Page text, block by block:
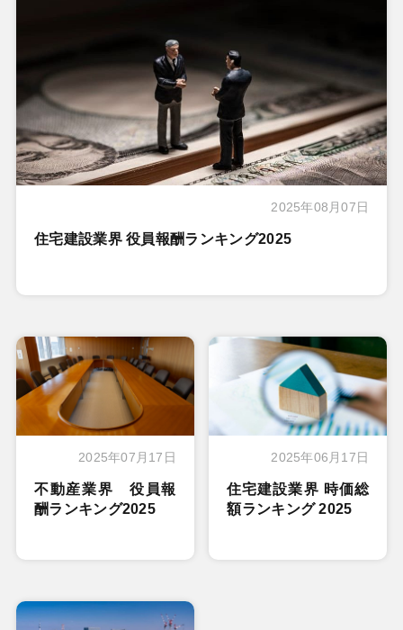
2025年08月07日
住宅建設業界 役員報酬ランキング2025
2025年07月17日
不動産業界 役員報
酬ランキング2025
2025年06月17日
住宅建設業界 時価総
額ランキング 2025